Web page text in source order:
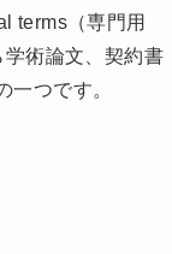
terms（専門用
術論文、契約書
つです。